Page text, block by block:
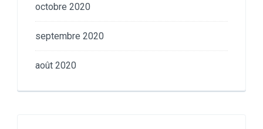
octobre 2020
septembre 2020
août 2020